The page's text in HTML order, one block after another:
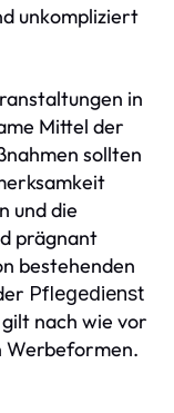
unkompliziert
in
Mittel der
sollten
und die
prägnant
bestehenden
Pflegedienst
nach wie vor
Werbeformen.